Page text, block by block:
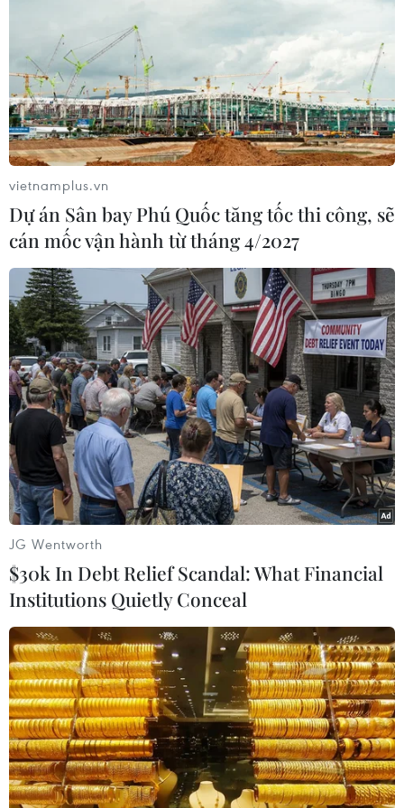
TIN LIÊN QUAN
Cháy rừng ở Indonesia gây lo ngại tăng
nhiệt độ toàn cầu
12/09/2019 11:19
Dữ liệu vệ tinh ngày 12/9 cho thấy số đám cháy tại các
khu rừng mưa nhiệt đới của Indonesia đã tăng vọt, làm
khói bụi lan truyền khắp Đông Nam Á và có thể dẫn
đến tình trạng tăng nhiệt độ toàn cầu.
vietnamplus.vn
Dự án Sân bay Phú Quốc tăng tốc thi công, sẽ
cán mốc vận hành từ tháng 4/2027
JG Wentworth
$30k In Debt Relief Scandal: What Financial
Institutions Quietly Conceal